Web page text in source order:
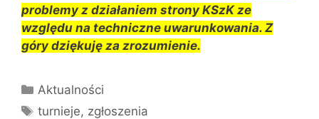
problemy z działaniem strony KSzK ze
względu na techniczne uwarunkowania. Z
góry dziękuję za zrozumienie.
Kategorie
Aktualności
Tagi
turnieje, zgłoszenia